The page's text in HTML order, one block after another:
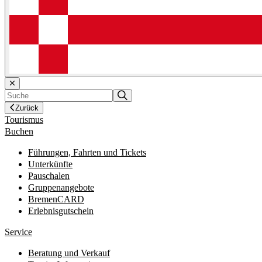
Zurück
Tourismus
Buchen
Führungen, Fahrten und Tickets
Unterkünfte
Pauschalen
Gruppenangebote
BremenCARD
Erlebnisgutschein
Service
Beratung und Verkauf